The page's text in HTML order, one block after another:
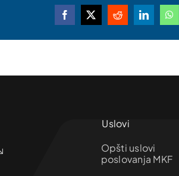
Facebook
X RedditLinkedIn
Uslovi
Opšti uslovi
poslovanja MKF